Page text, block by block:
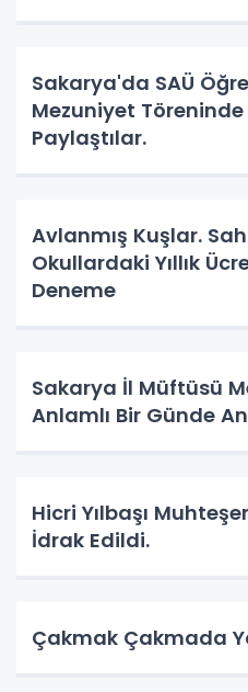
Sakarya'da SAÜ
Mezuniyet Töreninde
Paylaştılar.
Avlanmış Kuşlar.
Okullardaki Yıllık
Deneme
Sakarya İl Müftüsü
Anlamlı Bir Günde
Hicri Yılbaşı
İdrak Edildi.
Çakmak Çakmada